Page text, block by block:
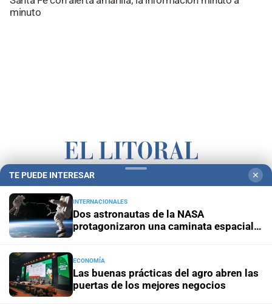
minuto
Campolitoral Revista Nosotros Clasificados CYD Litoral
Podcasts
Mirador Provincial VivíMejor SF Puerto Negocios
Notife Educacion SF
TE PUEDE INTERESAR ✕
INTERNACIONALES
Dos astronautas de la NASA
protagonizaron una caminata espacial
ECONOMÍA
Las buenas prácticas del agro abren las
puertas de los mejores negocios